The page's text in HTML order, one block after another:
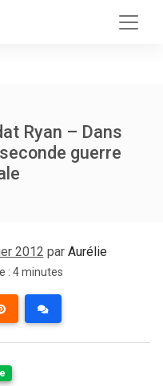
Ryan – Dans
guerre
2012 par Aurélie
: 4 minutes